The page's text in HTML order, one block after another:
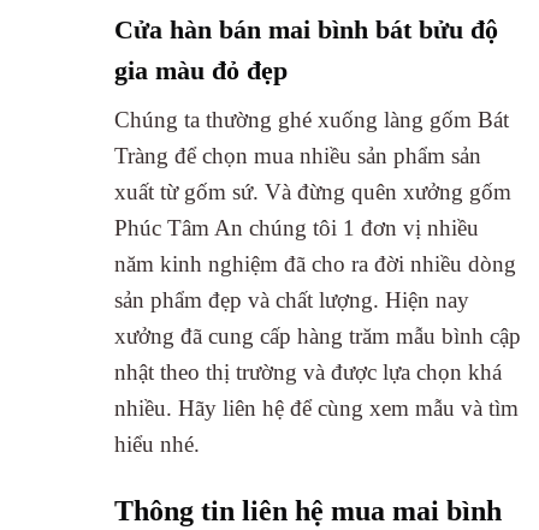
Cửa hàn bán mai bình bát bửu độ
gia màu đỏ đẹp
Chúng ta thường ghé xuống làng gốm Bát
Tràng để chọn mua nhiều sản phẩm sản
xuất từ gốm sứ. Và đừng quên xưởng gốm
Phúc Tâm An chúng tôi 1 đơn vị nhiều
năm kinh nghiệm đã cho ra đời nhiều dòng
sản phẩm đẹp và chất lượng. Hiện nay
xưởng đã cung cấp hàng trăm mẫu bình cập
nhật theo thị trường và được lựa chọn khá
nhiều. Hãy liên hệ để cùng xem mẫu và tìm
hiểu nhé.
Thông tin liên hệ mua mai bình